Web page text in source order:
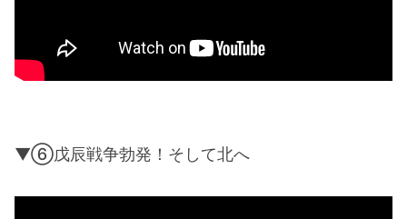
▼⑥戊辰戦争勃発！そして北へ